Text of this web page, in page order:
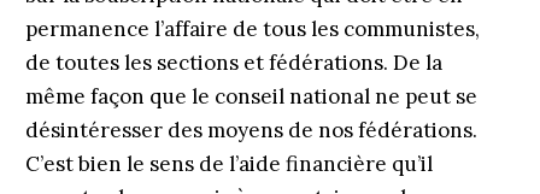
permanence l’affaire de tous les communistes,
de toutes les sections et fédérations. De la
même façon que le conseil national ne peut se
désintéresser des moyens de nos fédérations.
C’est bien le sens de l’aide financière qu’il